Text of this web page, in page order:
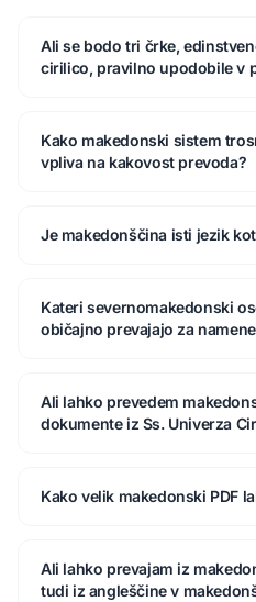
Ali se bodo tri črke,
cirilico, pravilno upodobile v
Kako makedonski sistem
vpliva na kakovost prevoda?
Je makedonščina isti jezik
Kateri severnomakedonski
običajno prevajajo za
Ali lahko prevedem
dokumente iz Ss. Univerza
Kako velik makedonski PDF
Ali lahko prevajam iz
tudi iz angleščine v